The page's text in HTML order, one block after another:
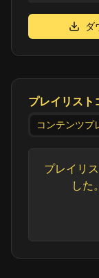
ダ
プレイリスト
コンテンツプ
プレイリ
した